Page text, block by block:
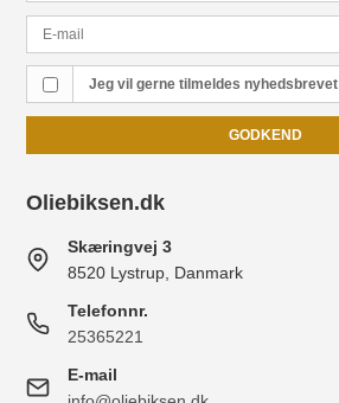
Jeg vil gerne tilmeldes nyhedsbrevet
GODKEND
Oliebiksen.dk
Skæringvej 3
8520 Lystrup, Danmark
Telefonnr.
25365221
E-mail